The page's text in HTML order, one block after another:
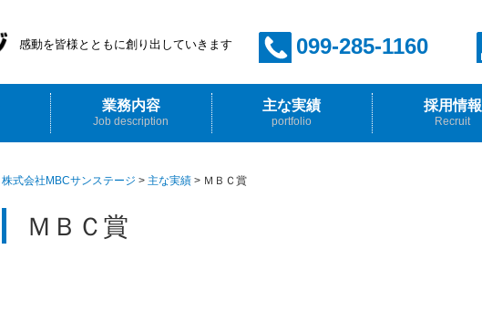
感動を皆様とともに創り出していきます 099-285-1160
業務内容
Job description
主な実績
portfolio
採用情報
Recruit
株式会社MBCサンステージ > 主な実績> ＭＢＣ賞
ＭＢＣ賞